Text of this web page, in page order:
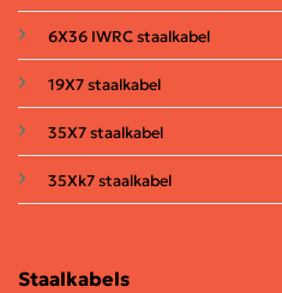
Staalkabels
6X36 IWRC staalkabel
19X7 staalkabel
35X7 staalkabel
35Xk7 staalkabel